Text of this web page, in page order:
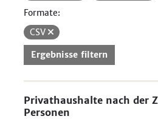
Formate:
CSV
Ergebnisse filtern
Privathaushalte nach der
Personen